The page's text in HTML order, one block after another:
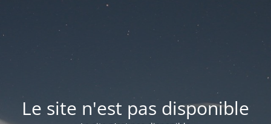
Le site n'est pas disponible